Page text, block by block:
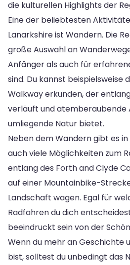
die kulturellen Highlights der
Eine der beliebtesten
Lanarkshire ist Wandern. Die
große Auswahl an
Anfänger als auch für
sind. Du kannst beispielsweise
Walkway erkunden, der
verläuft und atemberaubende
umliegende Natur bietet.
Neben dem Wandern gibt es
auch viele Möglichkeiten zum
entlang des Forth and Clyde
auf einer Mountainbike-
Landschaft wagen. Egal für
Radfahren du dich
beeindruckt sein von der
Wenn du mehr an Geschichte
bist, solltest du unbedingt das